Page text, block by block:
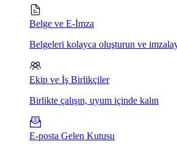
Belge ve E-İmza
Belgeleri kolayca oluşturun ve
Ekip ve İş Birlikçiler
Birlikte çalışın, uyum içinde kalın
E-posta Gelen Kutusu